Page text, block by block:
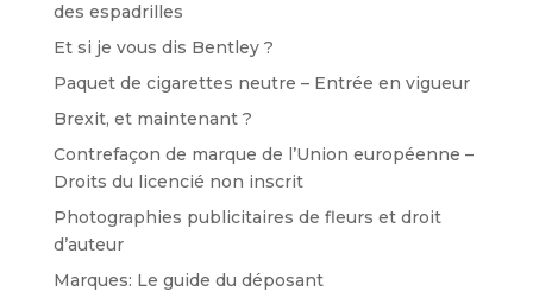
des espadrilles
Et si je vous dis Bentley ?
Paquet de cigarettes neutre – Entrée en vigueur
Brexit, et maintenant ?
Contrefaçon de marque de l’Union européenne –
Droits du licencié non inscrit
Photographies publicitaires de fleurs et droit
d’auteur
Marques: Le guide du déposant